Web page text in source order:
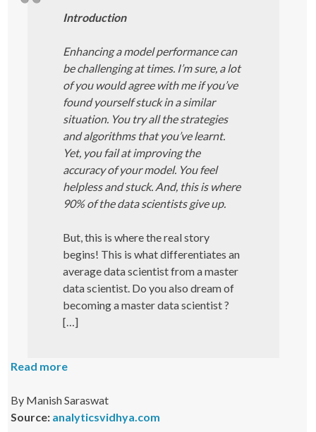
Introduction
Enhancing a model performance can
be challenging at times. I’m sure, a lot
of you would agree with me if you’ve
found yourself stuck in a similar
situation. You try all the strategies
and algorithms that you’ve learnt.
Yet, you fail at improving the
accuracy of your model. You feel
helpless and stuck. And, this is where
90% of the data scientists give up.
But, this is where the real story
begins! This is what differentiates an
average data scientist from a master
data scientist. Do you also dream of
becoming a master data scientist ?
[…]
Read more
By Manish Saraswat
Source: analyticsvidhya.com